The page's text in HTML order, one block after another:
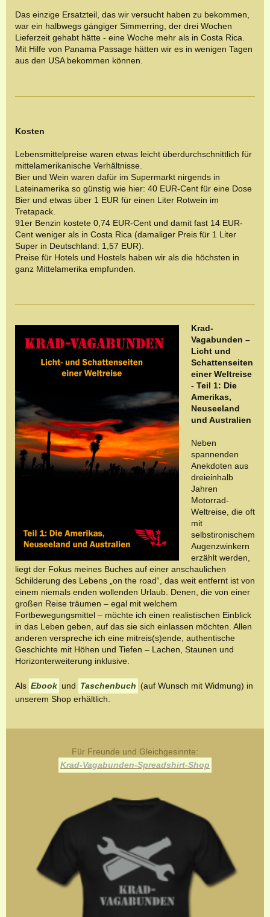
Das einzige Ersatzteil, das wir versucht haben zu bekommen,
war ein halbwegs gängiger Simmerring, der drei Wochen
Lieferzeit gehabt hätte - eine Woche mehr als in Costa Rica.
Mit Hilfe von Panama Passage hätten wir es in wenigen Tagen
aus den USA bekommen können.
Kosten
Lebensmittelpreise waren etwas leicht überdurchschnittlich für
mittelamerikanische Verhältnisse.
Bier und Wein waren dafür im Supermarkt nirgends in
Lateinamerika so günstig wie hier: 40 EUR-Cent für eine Dose
Bier und etwas über 1 EUR für einen Liter Rotwein im
Tretapack.
91er Benzin kostete 0,74 EUR-Cent und damit fast 14 EUR-
Cent weniger als in Costa Rica (damaliger Preis für 1 Liter
Super in Deutschland: 1,57 EUR).
Preise für Hotels und Hostels haben wir als die höchsten in
ganz Mittelamerika empfunden.
Krad-
Vagabunden –
Licht und
Schattenseiten
einer Weltreise
- Teil 1: Die
Amerikas,
Neuseeland
und Australien
Neben
spannenden
Anekdoten aus
dreieinhalb
Jahren
Motorrad-
Weltreise, die oft
mit
selbstironischem
Augenzwinkern
erzählt werden,
liegt der Fokus meines Buches auf einer anschaulichen
Schilderung des Lebens „on the road“, das weit entfernt ist von
einem niemals enden wollenden Urlaub. Denen, die von einer
großen Reise träumen – egal mit welchem
Fortbewegungsmittel – möchte ich einen realistischen Einblick
in das Leben geben, auf das sie sich einlassen möchten. Allen
anderen verspreche ich eine mitreis(s)ende, authentische
Geschichte mit Höhen und Tiefen – Lachen, Staunen und
Horizonterweiterung inklusive.
Als Ebook und Taschenbuch (auf Wunsch mit Widmung) in
unserem Shop erhältlich.
Für Freunde und Gleichgesinnte:
Krad-Vagabunden-Spreadshirt-Shop